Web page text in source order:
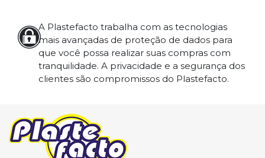
A Plastefacto trabalha com as tecnologias
mais avançadas de proteção de dados para
que você possa realizar suas compras com
tranquilidade. A privacidade e a segurança dos
clientes são compromissos do Plastefacto.